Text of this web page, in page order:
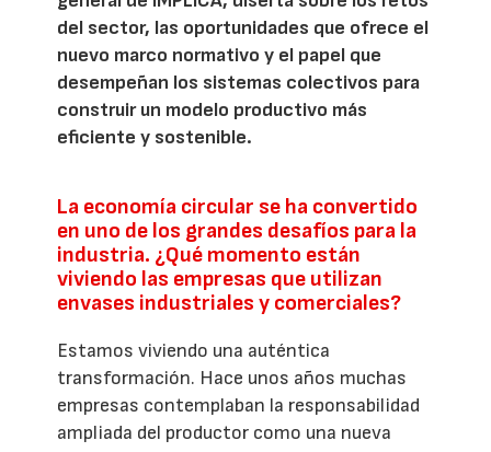
del sector, las oportunidades que ofrece el
nuevo marco normativo y el papel que
desempeñan los sistemas colectivos para
construir un modelo productivo más
eficiente y sostenible.
La economía circular se ha convertido
en uno de los grandes desafíos para la
industria. ¿Qué momento están
viviendo las empresas que utilizan
envases industriales y comerciales?
Estamos viviendo una auténtica
transformación. Hace unos años muchas
empresas contemplaban la responsabilidad
ampliada del productor como una nueva